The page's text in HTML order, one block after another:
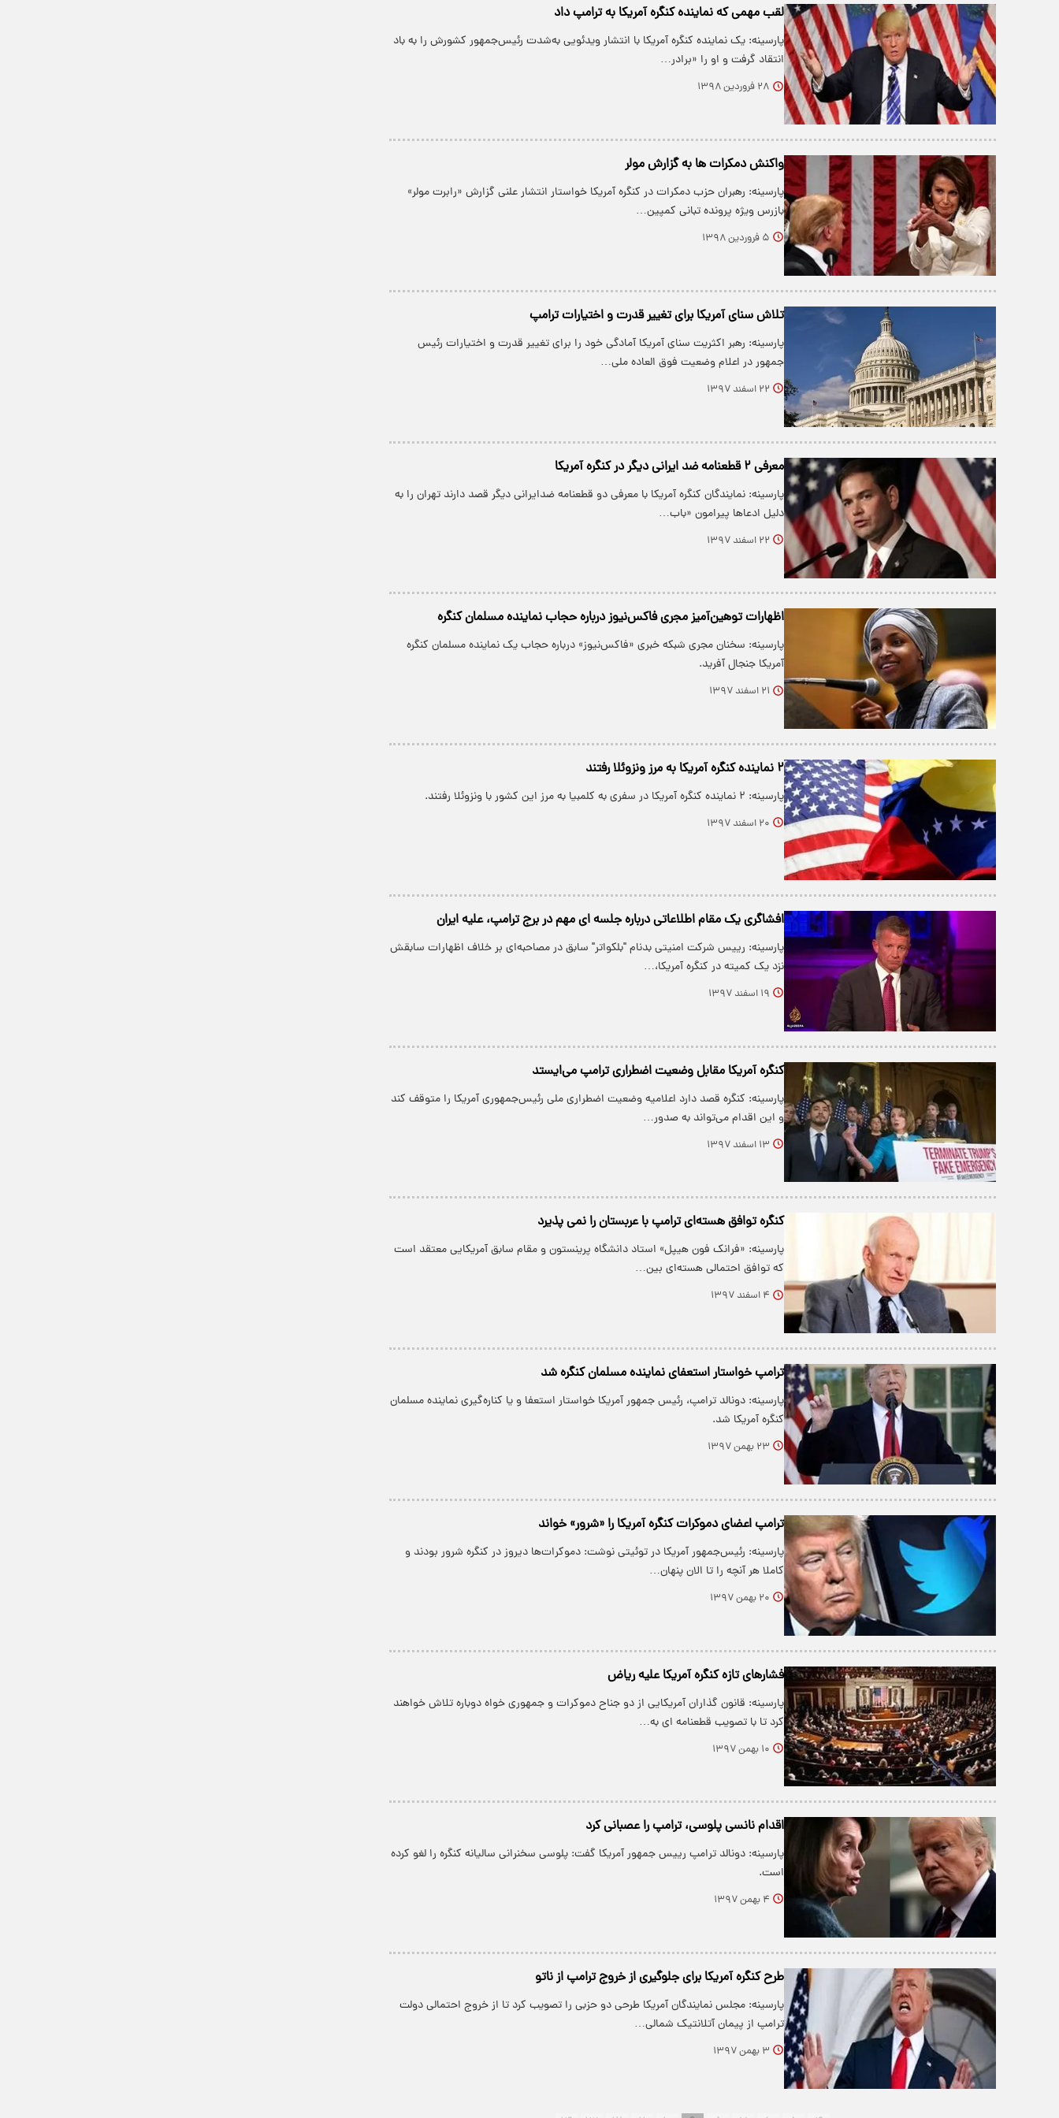
لقب مهمی که نماینده کنگره آمریکا به ترامپ داد
پارسینه: یک نماینده کنگره آمریکا با انتشار ویدئویی به‌شدت رئیس‌جمهور کشورش را به باد
انتقاد گرفت و او را «برادر…
۲۸ فروردین ۱۳۹۸
واکنش دمکرات ها به گزارش مولر
پارسینه: رهبران حزب دمکرات در کنگره آمریکا خواستار انتشار علنی گزارش «رابرت مولر»
بازرس ویژه پرونده تبانی کمپین…
۵ فروردین ۱۳۹۸
تلاش سنای آمریکا برای تغییر قدرت و اختیارات ترامپ
پارسینه: رهبر اکثریت سنای آمریکا آمادگی خود را برای تغییر قدرت و اختیارات رئیس
جمهور در اعلام وضعیت فوق العاده ملی…
۲۲ اسفند ۱۳۹۷
معرفی ۲ قطعنامه ضد ایرانی دیگر در کنگره آمریکا
پارسینه: نمایندگان کنگره آمریکا با معرفی دو قطعنامه ضدایرانی دیگر قصد دارند تهران را به
دلیل ادعاها پیرامون «باب…
۲۲ اسفند ۱۳۹۷
اظهارات توهین‌آمیز مجری فاکس‌نیوز درباره حجاب نماینده مسلمان کنگره
پارسینه: سخنان مجری شبکه خبری «فاکس‌نیوز» درباره حجاب یک نماینده مسلمان کنگره
آمریکا جنجال آفرید.
۲۱ اسفند ۱۳۹۷
۲ نماینده کنگره آمریکا به مرز ونزوئلا رفتند
پارسینه: ۲ نماینده کنگره آمریکا در سفری به کلمبیا به مرز این کشور با ونزوئلا رفتند.
۲۰ اسفند ۱۳۹۷
افشاگری یک مقام اطلاعاتی درباره جلسه ای مهم در برج ترامپ، علیه ایران
پارسینه: رییس شرکت امنیتی بدنام "بلکواتر" سابق در مصاحبه‌ای بر خلاف اظهارات سابقش
نزد یک کمیته در کنگره آمریکا،…
۱۹ اسفند ۱۳۹۷
کنگره آمریکا مقابل وضعیت اضطراری ترامپ می‌ایستد
پارسینه: کنگره قصد دارد اعلامیه وضعیت اضطراری ملی رئیس‌جمهوری آمریکا را متوقف کند
و این اقدام می‌تواند به صدور…
۱۳ اسفند ۱۳۹۷
کنگره توافق هسته‌ای ترامپ با عربستان را نمی پذیرد
پارسینه: «فرانک فون هیپل» استاد دانشگاه پرینستون و مقام سابق آمریکایی معتقد است
که توافق احتمالی هسته‌ای بین…
۴ اسفند ۱۳۹۷
ترامپ خواستار استعفای نماینده مسلمان کنگره شد
پارسینه: دونالد ترامپ، رئیس جمهور آمریکا خواستار استعفا و یا کناره‌گیری نماینده مسلمان
کنگره آمریکا شد.
۲۳ بهمن ۱۳۹۷
ترامپ اعضای دموکرات کنگره آمریکا را «شرور» خواند
پارسینه: رئیس‌جمهور آمریکا در توئیتی نوشت: دموکرات‌ها دیروز در کنگره شرور بودند و
کاملا هر آنچه را تا الان پنهان…
۲۰ بهمن ۱۳۹۷
فشارهای تازه کنگره آمریکا علیه ریاض
پارسینه: قانون گذاران آمریکایی از دو جناح دموکرات و جمهوری خواه دوباره تلاش خواهند
کرد تا با تصویب قطعنامه ای به…
۱۰ بهمن ۱۳۹۷
اقدام نانسی پلوسی، ترامپ را عصبانی کرد
پارسینه: دونالد ترامپ رییس جمهور آمریکا گفت: پلوسی سخنرانی سالیانه کنگره را لغو کرده
است.
۴ بهمن ۱۳۹۷
طرح کنگره آمریکا برای جلوگیری از خروج ترامپ از ناتو
پارسینه: مجلس نمایندگان آمریکا طرحی دو حزبی را تصویب کرد تا از خروج احتمالی دولت
ترامپ از پیمان آتلانتیک شمالی…
۳ بهمن ۱۳۹۷